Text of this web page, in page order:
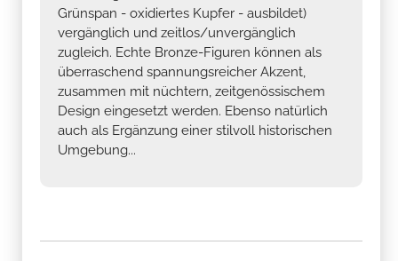
Grünspan - oxidiertes Kupfer - ausbildet)
vergänglich und zeitlos/unvergänglich
zugleich. Echte Bronze-Figuren können als
überraschend spannungsreicher Akzent,
zusammen mit nüchtern, zeitgenössischem
Design eingesetzt werden. Ebenso natürlich
auch als Ergänzung einer stilvoll historischen
Umgebung...